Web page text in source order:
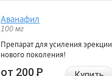
Аванафил
100 мг
Препарат для усиления эрекции
нового поколения!
от 200Р